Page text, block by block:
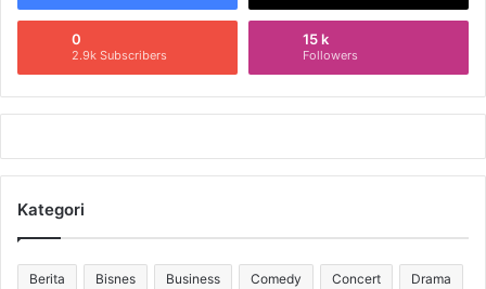
0
2.9k Subscribers
15 k
Followers
Kategori
Berita Bisnes Business Comedy Concert Drama